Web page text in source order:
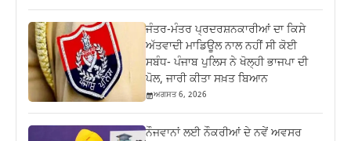
ਜੰਤਰ-ਮੰਤਰ ਪ੍ਰਦਰਸ਼ਨਕਾਰੀਆਂ ਦਾ ਕਿਸੇ
ਅੱਤਵਾਦੀ ਮਾਡਿਊਲ ਨਾਲ ਨਹੀਂ ਸੀ ਕੋਈ
ਸਬੰਧ- ਪੰਜਾਬ ਪੁਲਿਸ ਨੇ ਖੋਲ੍ਹੀ ਭਾਜਪਾ ਦੀ
ਪੋਲ, ਜਾਰੀ ਕੀਤਾ ਸਖ਼ਤ ਬਿਆਨ
ਅਗਸਤ 6, 2026
ਨੌਜਵਾਨਾਂ ਲਈ ਨੌਕਰੀਆਂ ਦੇ ਨਵੇਂ ਅਵਸਰ